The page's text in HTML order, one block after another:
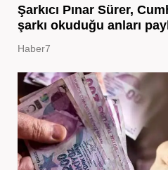
Şarkıcı Pınar Sürer,
şarkı okuduğu anları
Haber7